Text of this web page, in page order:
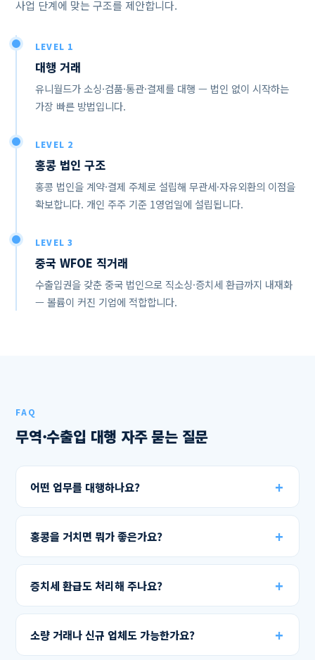
사업 단계에 맞는 구조를 제안합니다.
LEVEL 1
대행 거래
유니월드가 소싱·검품·통관·결제를 대행 — 법인 없이 시작하는
가장 빠른 방법입니다.
LEVEL 2
홍콩 법인 구조
홍콩 법인을 계약·결제 주체로 설립해 무관세·자유외환의 이점을
확보합니다. 개인 주주 기준 1영업일에 설립됩니다.
LEVEL 3
중국 WFOE 직거래
수출입권을 갖춘 중국 법인으로 직소싱·증치세 환급까지 내재화
— 볼륨이 커진 기업에 적합합니다.
FAQ
무역·수출입 대행 자주 묻는 질문
어떤 업무를 대행하나요?
홍콩을 거치면 뭐가 좋은가요?
증치세 환급도 처리해 주나요?
소량 거래나 신규 업체도 가능한가요?